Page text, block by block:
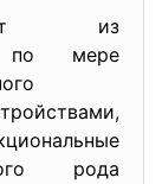
из
по мере
рода